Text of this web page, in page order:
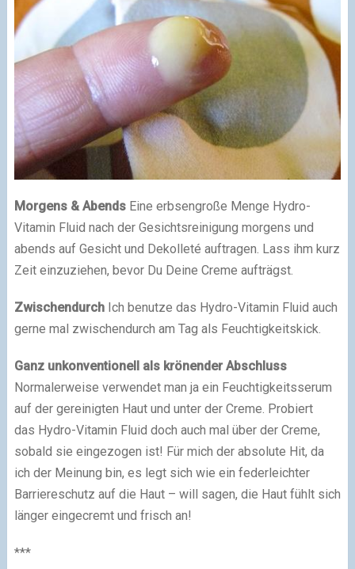
Morgens & AbendsEine erbsengroße Menge Hydro-
Vitamin Fluid nach der Gesichtsreinigung morgens und
abends auf Gesicht und Dekolleté auftragen. Lass ihm kurz
Zeit einzuziehen, bevor Du Deine Creme aufträgst.
ZwischendurchIch benutze das Hydro-Vitamin Fluid auch
gerne mal zwischendurch am Tag als Feuchtigkeitskick.
Ganz unkonventionell als krönender Abschluss
Normalerweise verwendet man ja ein Feuchtigkeitsserum
auf der gereinigten Haut und unter der Creme. Probiert
das Hydro-Vitamin Fluid doch auch mal über der Creme,
sobald sie eingezogen ist! Für mich der absolute Hit, da
ich der Meinung bin, es legt sich wie ein federleichter
Barriereschutz auf die Haut – will sagen, die Haut fühlt sich
länger eingecremt und frisch an!
***